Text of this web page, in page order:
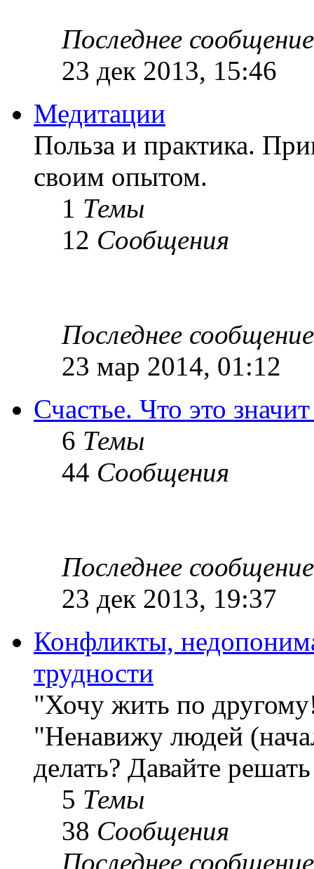
Последнее сообщение
23 дек 2013, 15:46
Медитации
Польза и практика.
своим опытом.
1 Темы
12 Сообщения
Последнее сообщение
23 мар 2014, 01:12
Счастье. Что это
6 Темы
44 Сообщения
Последнее сообщение
23 дек 2013, 19:37
Конфликты,
трудности
"Хочу жить по
"Ненавижу людей
делать? Давайте
5 Темы
38 Сообщения
Последнее сообщение